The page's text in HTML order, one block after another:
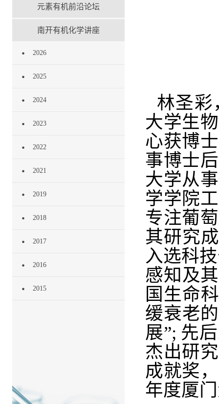
元素有机前沿论坛
南开有机化学讲座
2026
2025
2024
2023
2022
2021
2019
2018
2017
2016
2015
林圣彩
大学生
心获博
事博士
大学从
学学院
专注葡
其研究
入选科
感知及
国生命
缓衰老
展”; 先
杰出研
成就奖
年度厦